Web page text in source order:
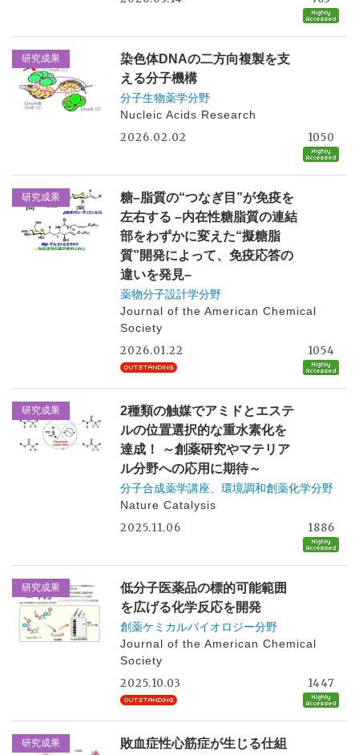
研究成果
染色体DNAの二方向複製を支
える分子機構
分子生物薬学分野
Nucleic Acids Research
2026.02.02 1050
研究成果
糖–脂質の“つなぎ目”が免疫を
左右する –内在性糖脂質の連結
部をわずかに変えた“擬糖脂
質”開発によって、免疫応答の
違いを発見–
薬物分子設計学分野
Journal of the American Chemical
Society
2026.01.22 1054
研究成果
2種類の触媒でアミドとエステ
ルの位置選択的な重水素化を
達成！ ～創薬研究やマテリア
ル分野への応用に期待～
分子合成薬学講座、環境調和創薬化学分野
Nature Catalysis
2025.11.06 1886
研究成果
低分子医薬品の標的可能範囲
を広げる化学反応を開発
創薬ケミカルバイオロジー分野
Journal of the American Chemical
Society
2025.10.03 1447
研究成果
敗血症性心筋症が生じる仕組